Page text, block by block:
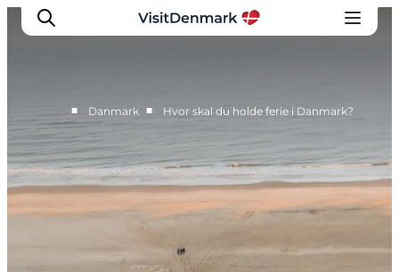
Inspiration
Destinationer
Overnatning
Planlæg ferien
■ Danmark ■ Hvor skal du holde ferie i Danmark?